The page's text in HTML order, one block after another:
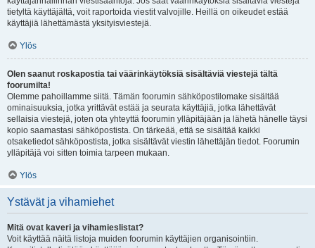
tietyltä käyttäjältä, voit raportoida viestit valvojille. Heillä on oikeudet estää
käyttäjiä lähettämästä yksityisviestejä.
Ylös
Olen saanut roskapostia tai väärinkäytöksiä sisältäviä viestejä tältä
foorumilta!
Olemme pahoillamme siitä. Tämän foorumin sähköpostilomake sisältää
ominaisuuksia, jotka yrittävät estää ja seurata käyttäjiä, jotka lähettävät
sellaisia viestejä, joten ota yhteyttä foorumin ylläpitäjään ja lähetä hänelle täysi
kopio saamastasi sähköpostista. On tärkeää, että se sisältää kaikki
otsaketiedot sähköpostista, jotka sisältävät viestin lähettäjän tiedot. Foorumin
ylläpitäjä voi sitten toimia tarpeen mukaan.
Ylös
Ystävät ja vihamiehet
Mitä ovat kaveri ja vihamieslistat?
Voit käyttää näitä listoja muiden foorumin käyttäjien organisointiin.